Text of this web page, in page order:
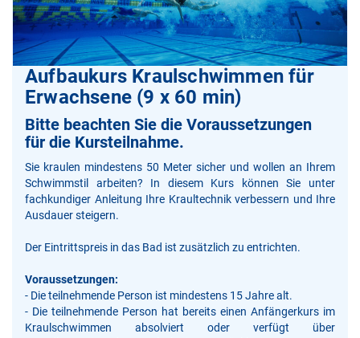
Aufbaukurs Kraulschwimmen für
Erwachsene (9 x 60 min)
Bitte beachten Sie die Voraussetzungen
für die Kursteilnahme.
Sie kraulen mindestens 50 Meter sicher und wollen an Ihrem
Schwimmstil arbeiten? In diesem Kurs können Sie unter
fachkundiger Anleitung Ihre Kraultechnik verbessern und Ihre
Ausdauer steigern.
Der Eintrittspreis in das Bad ist zusätzlich zu entrichten.
Voraussetzungen:
- Die teilnehmende Person ist mindestens 15 Jahre alt.
- Die teilnehmende Person hat bereits einen Anfängerkurs im
Kraulschwimmen absolviert oder verfügt über